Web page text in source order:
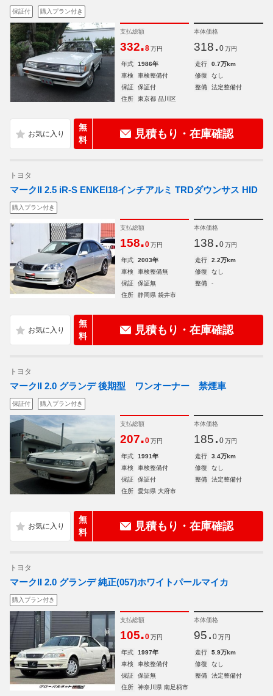
保証付 購入プラン付き
支払総額
332.8 万円
本体価格
318. 0 万円
年式 1986年 走行
0.7万km
車検
車検整備付 修復
なし
保証
保証付 整備
法定整備付
住所
東京都 品川区
無
料
見積もり・在庫確認
トヨタ
マークII 2.5 iR-S ENKEI18インチアルミ TRDダウンサス HID
購入プラン付き
支払総額
158.0 万円
本体価格
138. 0 万円
年式 2003年 走行
2.2万km
車検
車検整備無 修復
なし
保証
保証無 整備
-
住所
静岡県 袋井市
無
料
見積もり・在庫確認
トヨタ
マークII 2.0 グランデ 後期型 ワンオーナー 禁煙車
保証付 購入プラン付き
支払総額
207.0 万円
本体価格
185. 0 万円
年式 1991年 走行
3.4万km
車検
車検整備付 修復
なし
保証
保証付 整備
法定整備付
住所
愛知県 大府市
無
料
見積もり・在庫確認
トヨタ
マークII 2.0 グランデ 純正(057)ホワイトパールマイカ
購入プラン付き
支払総額
105.0 万円
本体価格
95. 0 万円
年式 1997年 走行
5.9万km
車検
車検整備付 修復
なし
保証
保証無 整備
法定整備付
住所
神奈川県 南足柄市